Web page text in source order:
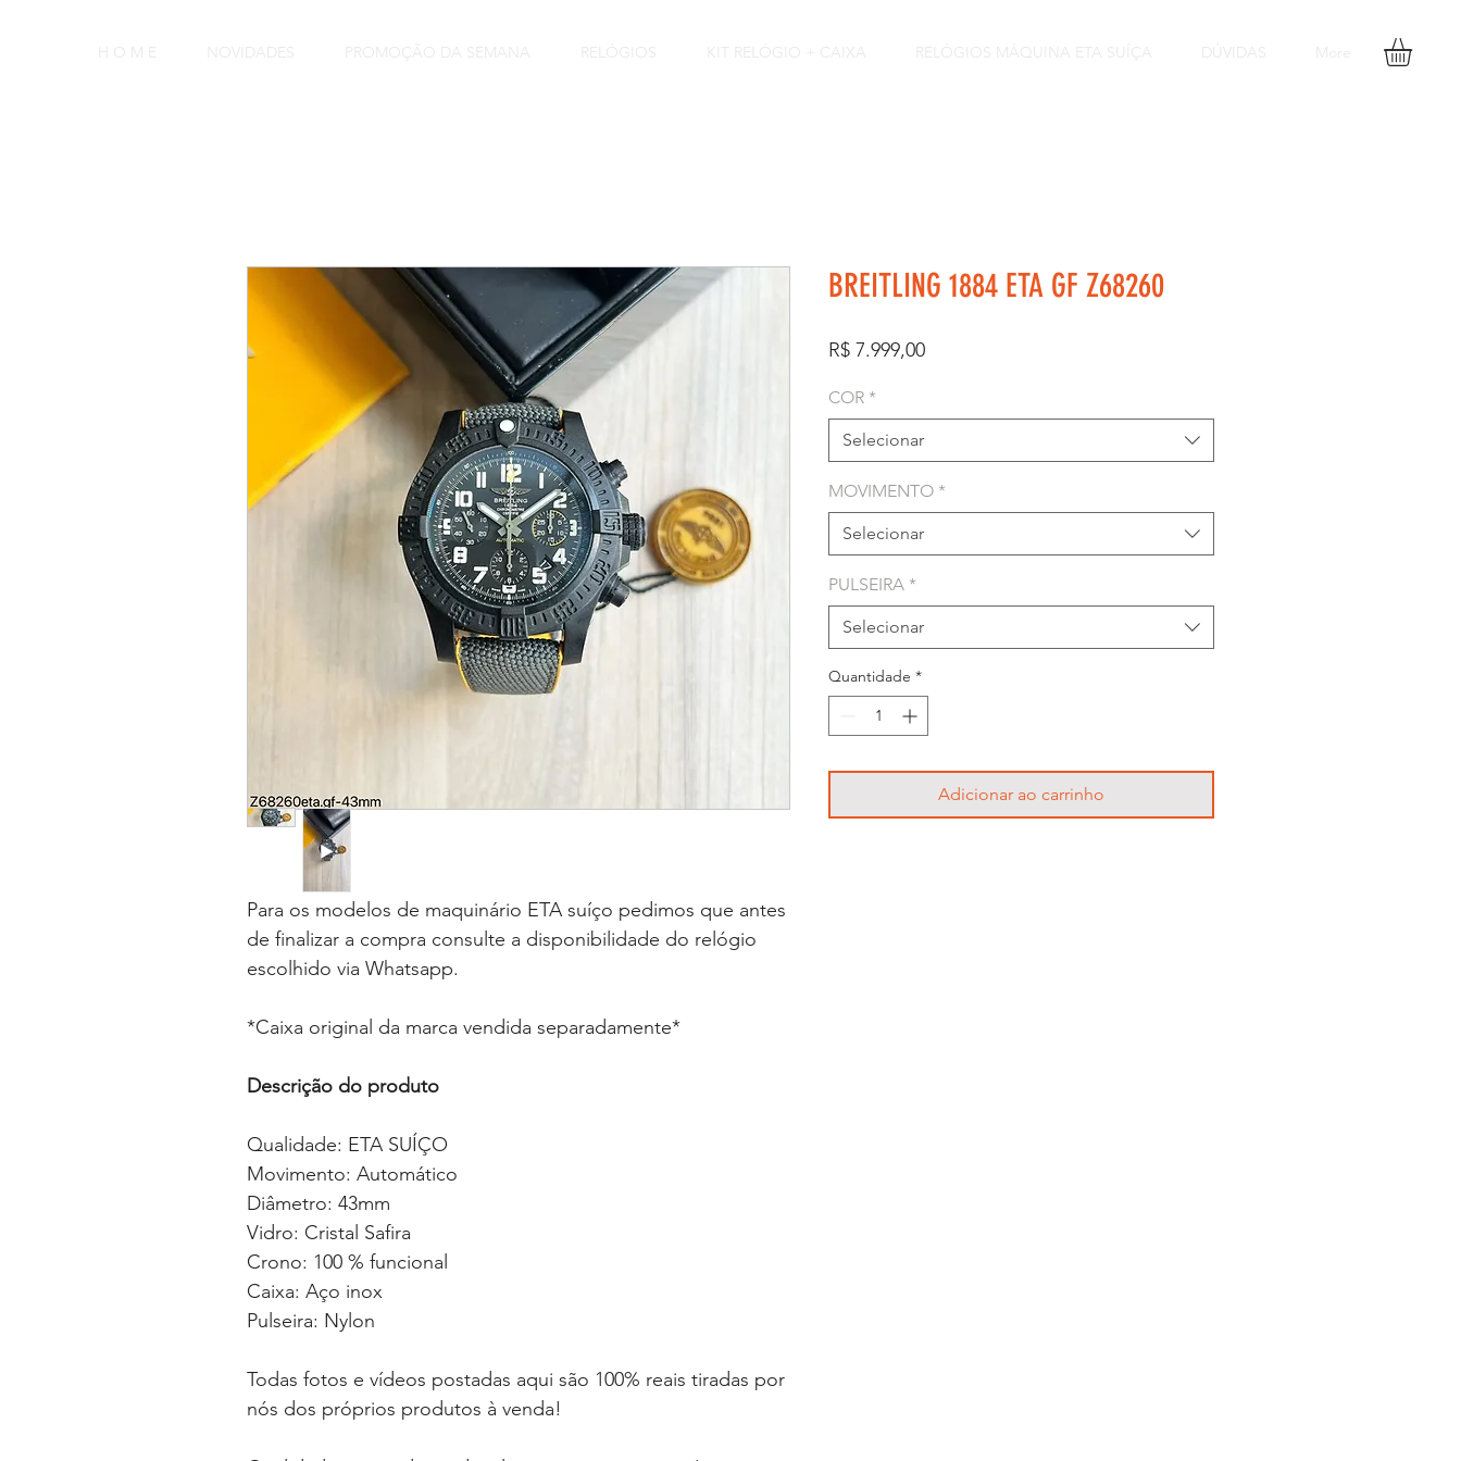
H O M E PROMOÇÃO DA SEMANA RELÓGIOS KIT RELÓGIO + CAIXA RELÓGIOS MÁQUINA ETA SUÍÇA More
Para os modelos de maquinário ETA suíço pedimos que antes
de finalizar a compra consulte a disponibilidade do relógio
escolhido via Whatsapp.
*Caixa original da marca vendida separadamente*
Descrição do produto
Qualidade: ETA SUÍÇO
Movimento: Automático
Diâmetro: 43mm
Vidro: Cristal Safira
Crono: 100 % funcional
Caixa: Aço inox
Pulseira: Nylon
Todas fotos e vídeos postadas aqui são 100% reais tiradas por
nós dos próprios produtos à venda!
BREITLING 1884 ETA GF Z68260
R$ 7.999,00Preço
COR *
Selecionar
MOVIMENTO *
Selecionar
PULSEIRA *
Selecionar
Quantidade *
Adicionar ao carrinho